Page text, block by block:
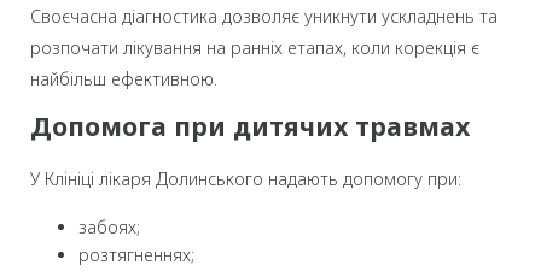
Своєчасна діагностика дозволяє уникнути ускладнень та
розпочати лікування на ранніх етапах, коли корекція є
найбільш ефективною.
Допомога при дитячих травмах
У Клініці лікаря Долинського надають допомогу при:
забоях;
розтягненнях;